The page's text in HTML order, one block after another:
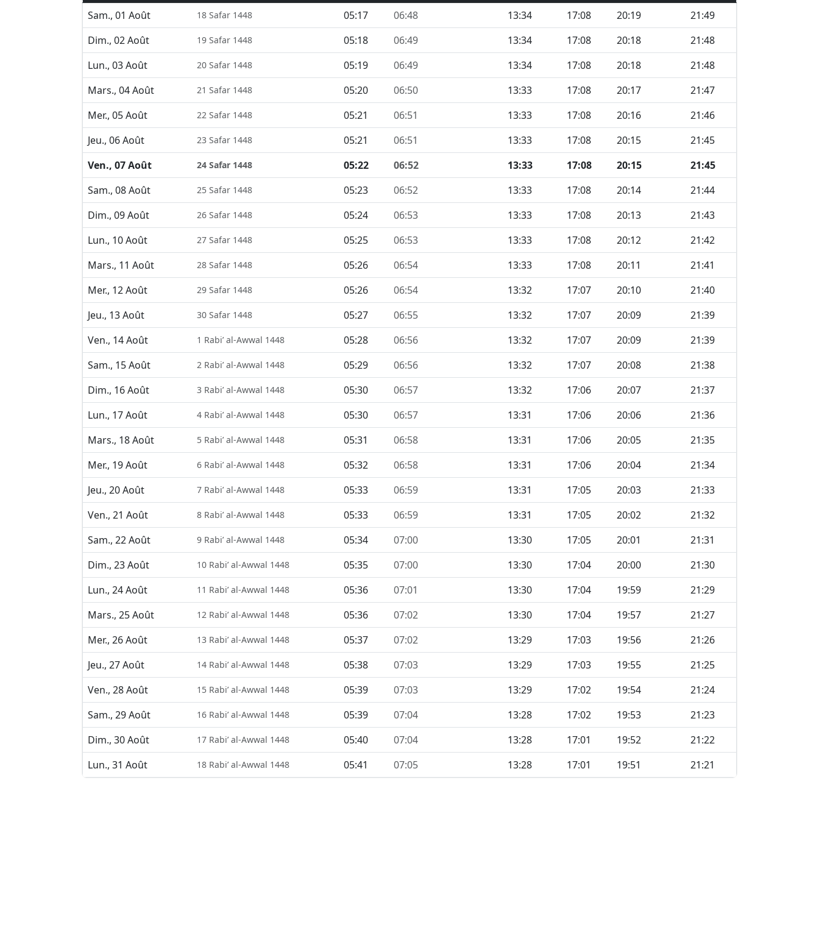
Sam., 01 Août
18 Safar 1448 05:17 06:48 13:34 17:08 20:19
21:49
Dim., 02 Août
19 Safar 1448 05:18 06:49 13:34 17:08 20:18
21:48
Lun., 03 Août
20 Safar 1448 05:19 06:49 13:34 17:08 20:18
21:48
Mars., 04 Août
21 Safar 1448 05:20 06:50 13:33 17:08 20:17
21:47
Mer., 05 Août
22 Safar 1448 05:21 06:51 13:33 17:08 20:16
21:46
Jeu., 06 Août
23 Safar 1448 05:21 06:51 13:33 17:08 20:15
21:45
Ven., 07 Août
24 Safar 1448 05:22 06:52 13:33 17:08 20:15
21:45
Sam., 08 Août
25 Safar 1448 05:23 06:52 13:33 17:08 20:14
21:44
Dim., 09 Août
26 Safar 1448 05:24 06:53 13:33 17:08 20:13
21:43
Lun., 10 Août
27 Safar 1448 05:25 06:53 13:33 17:08 20:12
21:42
Mars., 11 Août
28 Safar 1448 05:26 06:54 13:33 17:08 20:11
21:41
Mer., 12 Août
29 Safar 1448 05:26 06:54 13:32 17:07 20:10
21:40
Jeu., 13 Août
30 Safar 1448 05:27 06:55 13:32 17:07 20:09
21:39
Ven., 14 Août
1 Rabi’ al-Awwal 1448 05:28 06:56 13:32 17:07 20:09
21:39
Sam., 15 Août
2 Rabi’ al-Awwal 1448 05:29 06:56 13:32 17:07 20:08
21:38
Dim., 16 Août
3 Rabi’ al-Awwal 1448 05:30 06:57 13:32 17:06 20:07
21:37
Lun., 17 Août
4 Rabi’ al-Awwal 1448 05:30 06:57 13:31 17:06 20:06
21:36
Mars., 18 Août
5 Rabi’ al-Awwal 1448 05:31 06:58 13:31 17:06 20:05
21:35
Mer., 19 Août
6 Rabi’ al-Awwal 1448 05:32 06:58 13:31 17:06 20:04
21:34
Jeu., 20 Août
7 Rabi’ al-Awwal 1448 05:33 06:59 13:31 17:05 20:03
21:33
Ven., 21 Août
8 Rabi’ al-Awwal 1448 05:33 06:59 13:31 17:05 20:02
21:32
Sam., 22 Août
9 Rabi’ al-Awwal 1448 05:34 07:00 13:30 17:05 20:01
21:31
Dim., 23 Août
10 Rabi’ al-Awwal 1448 05:35 07:00 13:30 17:04 20:00
21:30
Lun., 24 Août
11 Rabi’ al-Awwal 1448 05:36 07:01 13:30 17:04 19:59
21:29
Mars., 25 Août
12 Rabi’ al-Awwal 1448 05:36 07:02 13:30 17:04 19:57
21:27
Mer., 26 Août
13 Rabi’ al-Awwal 1448 05:37 07:02 13:29 17:03 19:56
21:26
Jeu., 27 Août
14 Rabi’ al-Awwal 1448 05:38 07:03 13:29 17:03 19:55
21:25
Ven., 28 Août
15 Rabi’ al-Awwal 1448 05:39 07:03 13:29 17:02 19:54
21:24
Sam., 29 Août
16 Rabi’ al-Awwal 1448 05:39 07:04 13:28 17:02 19:53
21:23
Dim., 30 Août
17 Rabi’ al-Awwal 1448 05:40 07:04 13:28 17:01 19:52
21:22
Lun., 31 Août
18 Rabi’ al-Awwal 1448 05:41 07:05 13:28 17:01 19:51 21:21